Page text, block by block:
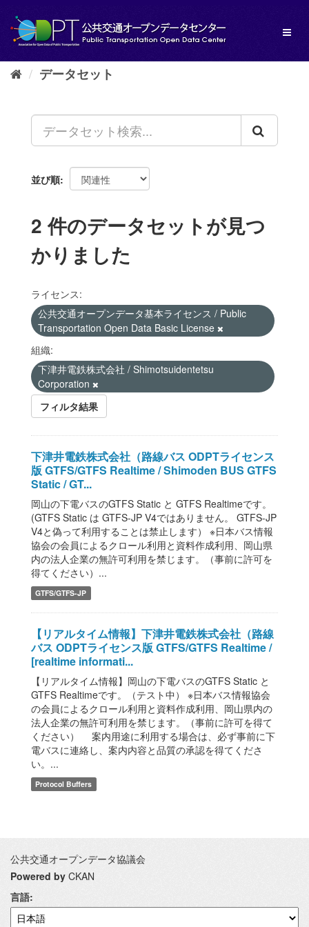
し
データセット
並び順
2 件のデータセットが見つ
かりました
ライセンス:
公共交通オープンデータ基本ライセンス / Public
Transportation Open Data Basic License
組織:
下津井電鉄株式会社 / Shimotsuidentetsu
Corporation
フィルタ結果
下津井電鉄株式会社（路線バス ODPTライセンス
版 GTFS/GTFS Realtime / Shimoden BUS GTFS
Static / GT...
岡山の下電バスのGTFS Static と GTFS Realtimeです。
(GTFS Static は GTFS-JP V4ではありません。 GTFS-JP
V4と偽って利用することは禁止します） ※日本バス情報
協会の会員によるクロール利用と資料作成利用、岡山県
内の法人企業の無許可利用を禁じます。（事前に許可を
得てください）...
GTFS/GTFS-JP
【リアルタイム情報】下津井電鉄株式会社（路線
バス ODPTライセンス版 GTFS/GTFS Realtime /
[realtime informati...
【リアルタイム情報】岡山の下電バスのGTFS Static と
GTFS Realtimeです。（テスト中） ※日本バス情報協会
の会員によるクロール利用と資料作成利用、岡山県内の
法人企業の無許可利用を禁じます。（事前に許可を得て
ください） 案内用途に利用する場合は、必ず事前に下
電バスに連絡し、案内内容と品質の承認を得てくださ
い。...
Protocol Buffers
公共交通オープンデータ協議会
Powered by CKAN
言語